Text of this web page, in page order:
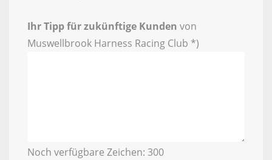
Ihr Tipp für zukünftige Kunden von
Muswellbrook Harness Racing Club *)
Noch verfügbare Zeichen: 300